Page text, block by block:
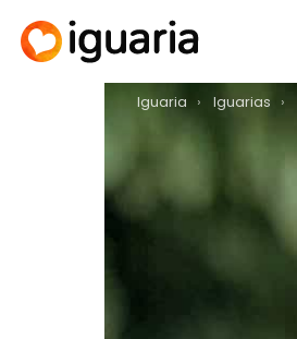
You are here:
Iguaria Iguarias